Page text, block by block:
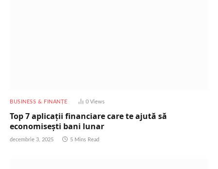
BUSINESS & FINANȚE 0 Views
Top 7 aplicații financiare care te ajută să
economisești bani lunar
decembrie 3, 2025 5 Mins Read